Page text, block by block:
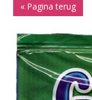
« Pagina terug